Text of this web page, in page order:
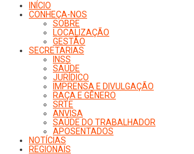
INÍCIO
CONHEÇA-NOS
SOBRE
LOCALIZAÇÃO
GESTÃO
SECRETARIAS
INSS
SAÚDE
JURÍDICO
IMPRENSA E DIVULGAÇÃO
RAÇA E GÊNERO
SRTE
ANVISA
SAÚDE DO TRABALHADOR
APOSENTADOS
NOTÍCIAS
REGIONAIS